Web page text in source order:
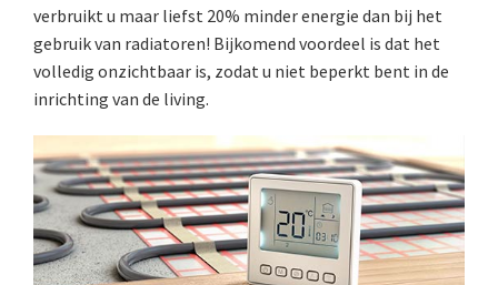
verbruikt u maar liefst 20% minder energie dan bij het
gebruik van radiatoren! Bijkomend voordeel is dat het
volledig onzichtbaar is, zodat u niet beperkt bent in de
inrichting van de living.